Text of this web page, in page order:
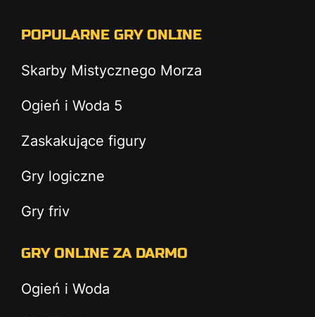
POPULARNE GRY ONLINE
Skarby Mistycznego Morza
Ogień i Woda 5
Zaskakujące figury
Gry logiczne
Gry friv
GRY ONLINE ZA DARMO
Ogień i Woda